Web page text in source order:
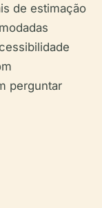
de estimação
perguntar